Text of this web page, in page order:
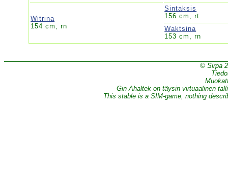
Witrina
154 cm, rn
Sintaksis
156 cm, rt
Waktsina
153 cm, rn
© Sirpa
Gin Ahaltek on täysin virtuaalinen
This stable is a SIM-game, nothing